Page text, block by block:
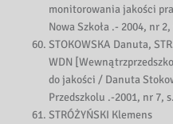
monitorowania jakości
Nowa Szkoła .- 2004, nr
STOKOWSKA Danuta,
WDN
do jakości / Danuta
Przedszkolu .-2001, nr 7,
STRÓŻYŃSKI Klemens